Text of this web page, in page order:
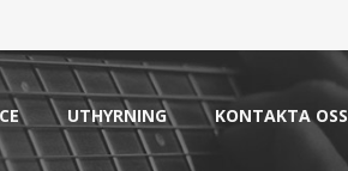
UTHYRNING KONTAKTA OSS